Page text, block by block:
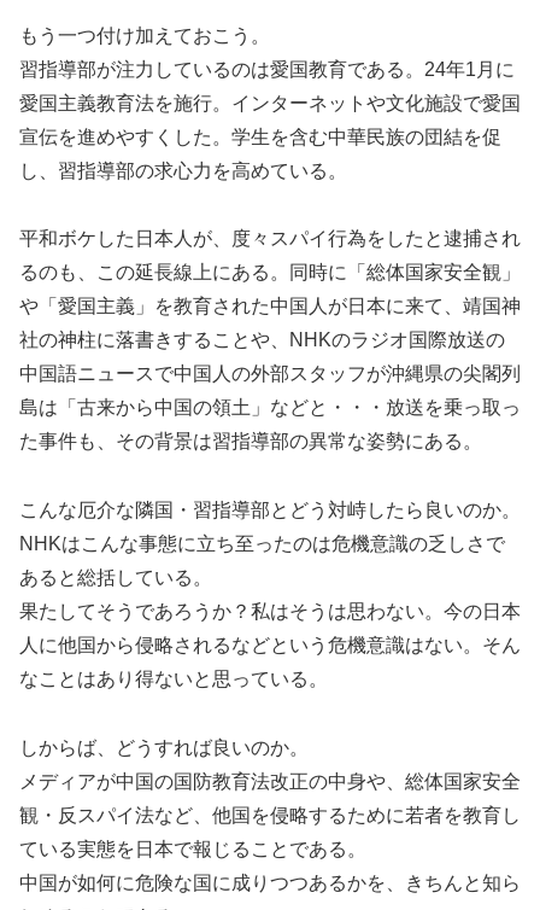
もう一つ付け加えておこう。
習指導部が注力しているのは愛国教育である。24年1月に
愛国主義教育法を施行。インターネットや文化施設で愛国
宣伝を進めやすくした。学生を含む中華民族の団結を促
し、習指導部の求心力を高めている。
平和ボケした日本人が、度々スパイ行為をしたと逮捕され
るのも、この延長線上にある。同時に「総体国家安全観」
や「愛国主義」を教育された中国人が日本に来て、靖国神
社の神柱に落書きすることや、NHKのラジオ国際放送の
中国語ニュースで中国人の外部スタッフが沖縄県の尖閣列
島は「古来から中国の領土」などと・・・放送を乗っ取っ
た事件も、その背景は習指導部の異常な姿勢にある。
こんな厄介な隣国・習指導部とどう対峙したら良いのか。
NHKはこんな事態に立ち至ったのは危機意識の乏しさで
あると総括している。
果たしてそうであろうか？私はそうは思わない。今の日本
人に他国から侵略されるなどという危機意識はない。そん
なことはあり得ないと思っている。
しからば、どうすれば良いのか。
メディアが中国の国防教育法改正の中身や、総体国家安全
観・反スパイ法など、他国を侵略するために若者を教育し
ている実態を日本で報じることである。
中国が如何に危険な国に成りつつあるかを、きちんと知ら